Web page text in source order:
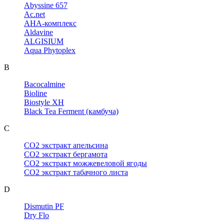
Abyssine 657
Ac.net
AHA-комплекс
Aldavine
ALGISIUM
Aqua Phytoplex
B
Bacocalmine
Bioline
Biostyle XH
Black Tea Ferment (камбуча)
C
CO2 экстракт апельсина
CO2 экстракт бергамота
CO2 экстракт можжевеловой ягоды
CO2 экстракт табачного листа
D
Dismutin PF
Dry Flo